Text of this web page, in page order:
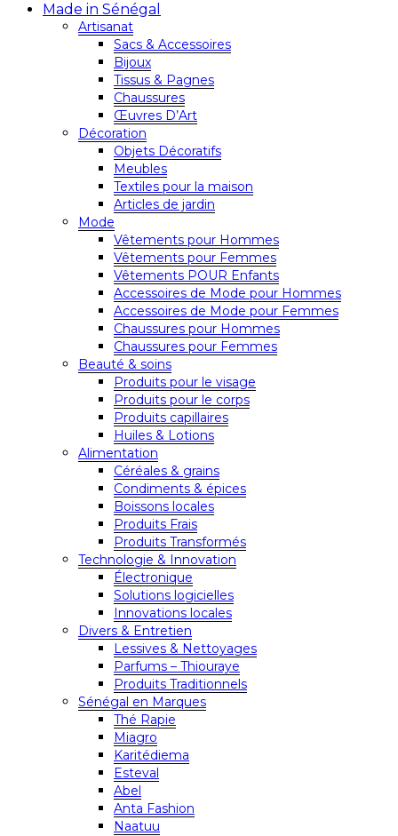
Made in Sénégal
Artisanat
Sacs & Accessoires
Bijoux
Tissus & Pagnes
Chaussures
Œuvres D’Art
Décoration
Objets Décoratifs
Meubles
Textiles pour la maison
Articles de jardin
Mode
Vêtements pour Hommes
Vêtements pour Femmes
Vêtements POUR Enfants
Accessoires de Mode pour Hommes
Accessoires de Mode pour Femmes
Chaussures pour Hommes
Chaussures pour Femmes
Beauté & soins
Produits pour le visage
Produits pour le corps
Produits capillaires
Huiles & Lotions
Alimentation
Céréales & grains
Condiments & épices
Boissons locales
Produits Frais
Produits Transformés
Technologie & Innovation
Électronique
Solutions logicielles
Innovations locales
Divers & Entretien
Lessives & Nettoyages
Parfums – Thiouraye
Produits Traditionnels
Sénégal en Marques
Thé Rapie
Miagro
Karitédiema
Esteval
Abel
Anta Fashion
Naatuu